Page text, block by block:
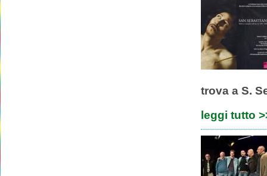
trova a S.
leggi tutto